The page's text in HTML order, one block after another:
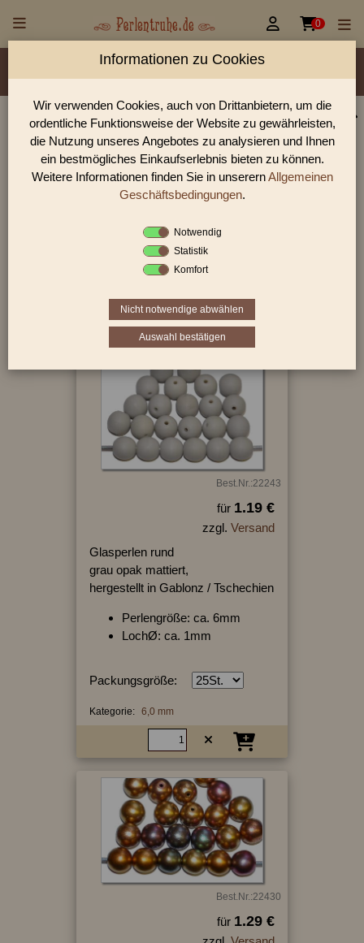
 0
Material/Glassorte Sorte/Form Farbe
Größen
Lochdurchmesser
Perlen Shop für gedrückte Perlen runde 6,0 mm
In unserem Perlen Shop finden sie zahlreich gedrückte Perlen
runde 6,0 mm und viele weiter Glasperlen.
Sie befinden sich in folgender Kategorie:
gedrückte Perlen runde Perlen
Best.Nr.:22243
für 1.19 €
zzgl. Versand
Glasperlen rund
grau opak mattiert,
hergestellt in Gablonz / Tschechien
Perlengröße: ca. 6mm
LochØ: ca. 1mm
Packungsgröße:
Kategorie: 6,0 mm
Best.Nr.:22430
für 1.29 €
Informationen zu Cookies
Wir verwenden Cookies, auch von Drittanbietern, um die
ordentliche Funktionsweise der Website zu gewährleisten,
die Nutzung unseres Angebotes zu analysieren und Ihnen
ein bestmögliches Einkaufserlebnis bieten zu können.
Weitere Informationen finden Sie in unserernAllgemeinen
Geschäftsbedingungen.
Notwendig
Statistik
Komfort
Nicht notwendige abwählen
Auswahl bestätigen